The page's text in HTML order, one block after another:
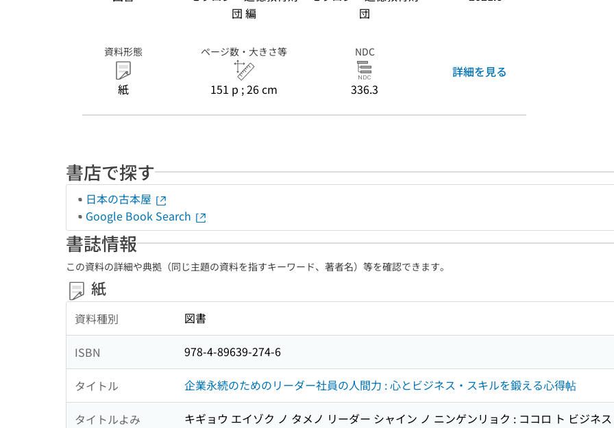
団 編
団
資料形態
紙
ページ数・大きさ等
151 p ; 26 cm
NDC
336.3
詳細を見る
書店で探す
日本の古本屋
Google Book Search
書誌情報
この資料の詳細や典拠（同じ主題の資料を指すキーワード、著者名）等を確認できます。
紙
資料種別 図書
ISBN 978-4-89639-274-6
タイトル 企業永続のためのリーダー社員の人間力 : 心とビジネス・スキルを鍛える心得帖
タイトルよみ キギョウ エイゾク ノ タメノ リーダー シャイン ノ ニンゲンリョク : ココロ ト ビジネ